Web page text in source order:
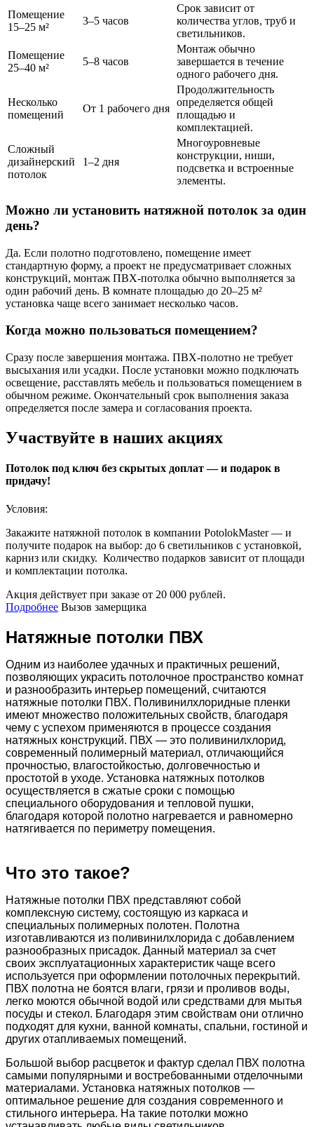
Помещение
15–25 м²
3–5 часов
Срок зависит от
количества углов, труб и
светильников.
Помещение
25–40 м²
5–8 часов
Монтаж обычно
завершается в течение
одного рабочего дня.
Несколько
помещений
От 1 рабочего дня
Продолжительность
определяется общей
площадью и
комплектацией.
Сложный
дизайнерский
потолок
1–2 дня
Многоуровневые
конструкции, ниши,
подсветка и встроенные
элементы.
Можно ли установить натяжной потолок за один
день?
Да. Если полотно подготовлено, помещение имеет
стандартную форму, а проект не предусматривает сложных
конструкций, монтаж ПВХ-потолка обычно выполняется за
один рабочий день. В комнате площадью до 20–25 м²
установка чаще всего занимает несколько часов.
Когда можно пользоваться помещением?
Сразу после завершения монтажа. ПВХ-полотно не требует
высыхания или усадки. После установки можно подключать
освещение, расставлять мебель и пользоваться помещением в
обычном режиме. Окончательный срок выполнения заказа
определяется после замера и согласования проекта.
Участвуйте в наших акциях
Потолок под ключ без скрытых доплат — и подарок в
придачу!
Условия:
Закажите натяжной потолок в компании PotolokMaster — и
получите подарок на выбор: до 6 светильников с установкой,
карниз или скидку. Количество подарков зависит от площади
и комплектации потолка.
Акция действует при заказе от 20 000 рублей.
Подробнее Вызов замерщика
Натяжные потолки ПВХ
Одним из наиболее удачных и практичных решений,
позволяющих украсить потолочное пространство комнат
и разнообразить интерьер помещений, считаются
натяжные потолки ПВХ. Поливинилхлоридные пленки
имеют множество положительных свойств, благодаря
чему с успехом применяются в процессе создания
натяжных конструкций. ПВХ — это поливинилхлорид,
современный полимерный материал, отличающийся
прочностью, влагостойкостью, долговечностью и
простотой в уходе. Установка натяжных потолков
осуществляется в сжатые сроки с помощью
специального оборудования и тепловой пушки,
благодаря которой полотно нагревается и равномерно
натягивается по периметру помещения.
Что это такое?
Натяжные потолки ПВХ представляют собой
комплексную систему, состоящую из каркаса и
специальных полимерных полотен. Полотна
изготавливаются из поливинилхлорида с добавлением
разнообразных присадок. Данный материал за счет
своих эксплуатационных характеристик чаще всего
используется при оформлении потолочных перекрытий.
ПВХ полотна не боятся влаги, грязи и проливов воды,
легко моются обычной водой или средствами для мытья
посуды и стекол. Благодаря этим свойствам они отлично
подходят для кухни, ванной комнаты, спальни, гостиной и
других отапливаемых помещений.
Большой выбор расцветок и фактур сделал ПВХ полотна
самыми популярными и востребованными отделочными
материалами. Установка натяжных потолков —
оптимальное решение для создания современного и
стильного интерьера. На такие потолки можно